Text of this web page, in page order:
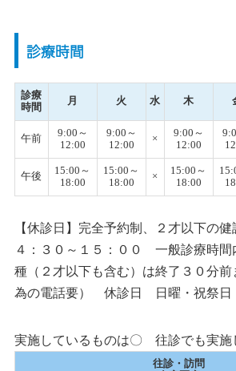
診療時間
診療
時間
月 火 水 木
午前
9:00～
12:00
9:00～
12:00
×
9:00～
12:00
午後
15:00～
18:00
15:00～
18:00
×
15:00～
18:00
【休診日】完全予約制、２才以下の健
４：３０～１５：００ 一般診療時間
種（２才以下も含む）は終了３０分
為の電話要） 休診日 日曜・祝祭日
実施しているものは〇 往診でも実
往診・訪問